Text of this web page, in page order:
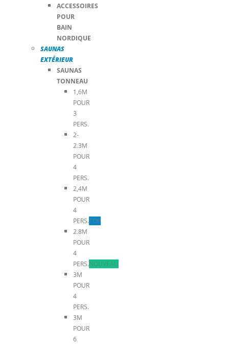
ACCESSOIRES
POUR
BAIN
NORDIQUE
SAUNAS
EXTÉRIEUR
SAUNAS
TONNEAU
1,6M
POUR
3
PERS.
2-
2.3M
POUR
4
PERS.
2,4M
POUR
4
PERS.TOP
2.8M
POUR
4
PERS.NOUVEAU
3M
POUR
4
PERS.
3M
POUR
6